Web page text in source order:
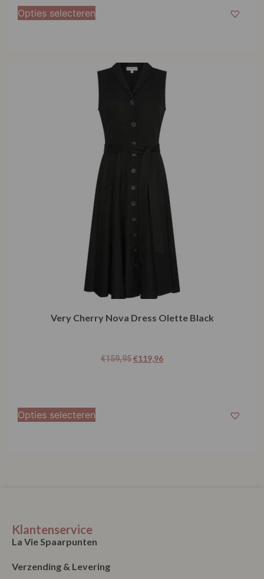
Opties selecteren
Very Cherry Nova Dress Olette Black
€159,95€119,96
Opties selecteren
Klantenservice
La Vie Spaarpunten
Verzending & Levering